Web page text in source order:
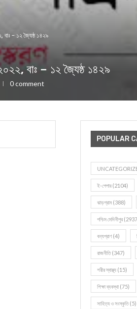
– ১২ জ্যৈষ্ঠ ১৪২৯
বাঃ – ১২ জ্যৈষ্ঠ ১৪২৯
0 comment
POPULAR
ই-পেপার (2104)
ঝাড়গ্রাম (388)
পশ্চিম মেদিনীপুর
বন্যপ্রাণ (4)
রাজনীতি(347)
শরীর স্বাস্থ্য (15)
শিক্ষা ব্যবস্থা (75)
সাহিত্য ও সংস্কৃতি(5)